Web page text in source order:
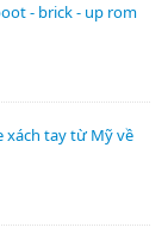
- brick - up rom
xách tay từ Mỹ về